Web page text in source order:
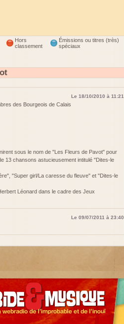
Hors
classement
Émissions ou titres (très)
spéciaux
Le 18/10/2010 à 11:21
des Bourgeois de Calais
sous le nom de "Les Fleurs de Pavot" pour
13 chansons astucieusement intitulé "Dites-le
"Super girl/La caresse du fleuve" et "Dites-le
Léonard dans le cadre des Jeux
Le 09/07/2011 à 23:40